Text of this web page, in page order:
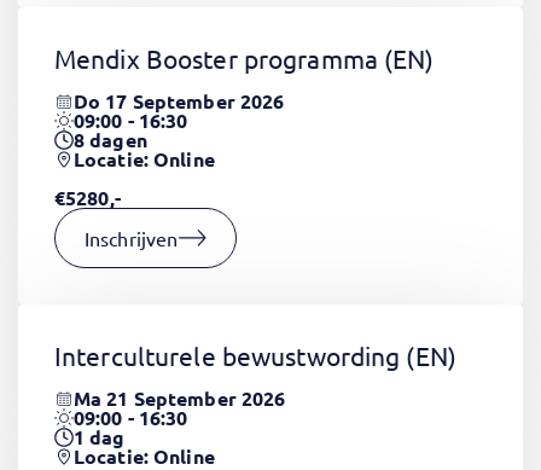
Mendix Booster programma (EN)
Do 17 September 2026
09:00 - 16:30
8dagen
Locatie: Online
€5280,-
Inschrijven
Interculturele bewustwording (EN)
Ma 21 September 2026
09:00 - 16:30
1dag
Locatie: Online